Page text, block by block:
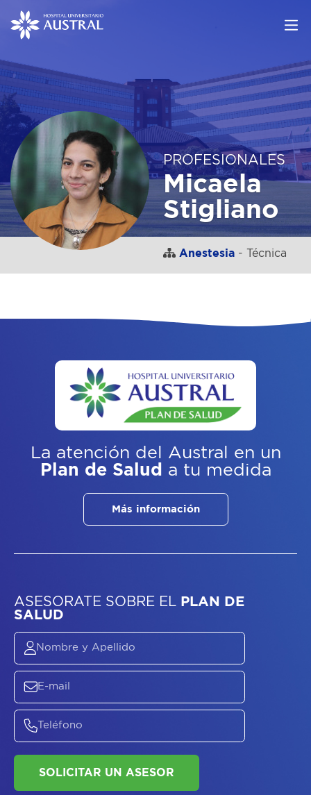
PROFESIONALES
Micaela
Stigliano
Anestesia - Técnica
La atención del Austral
en un
Plan de Salud a tu medida
Más información
ASESORATE SOBREELPLAN DE
SALUD